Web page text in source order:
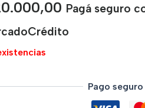
Pagá seguro
Pago